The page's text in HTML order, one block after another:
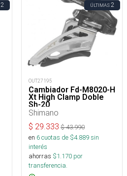
2 ÚLTIMAS2
OUT27195
Cambiador Fd-M8020-H
Xt High Clamp Doble
Sh-20
Shimano
$ 29.333 $43.990
en 6cuotas de $4.889sin
interés
ahorras $1.170 por
transferencia.